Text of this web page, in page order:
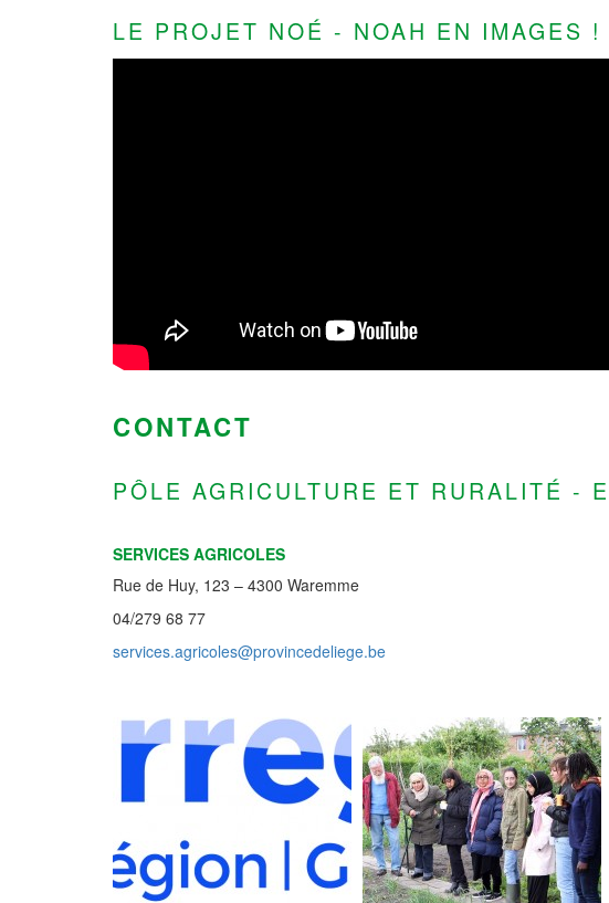
LE PROJET NOÉ - NOAH EN IMAGES !
CONTACT
PÔLE AGRICULTURE ET RURALITÉ -
SERVICES AGRICOLES
Rue de Huy, 123 – 4300 Waremme
04/279 68 77
services.agricoles@provincedeliege.be